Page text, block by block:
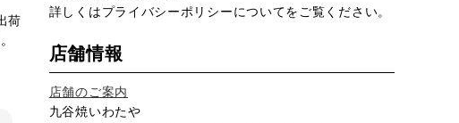
荷
詳しくはプライバシーポリシーについてをご覧ください。
店舗情報
店舗のご案内
九谷焼いわたや